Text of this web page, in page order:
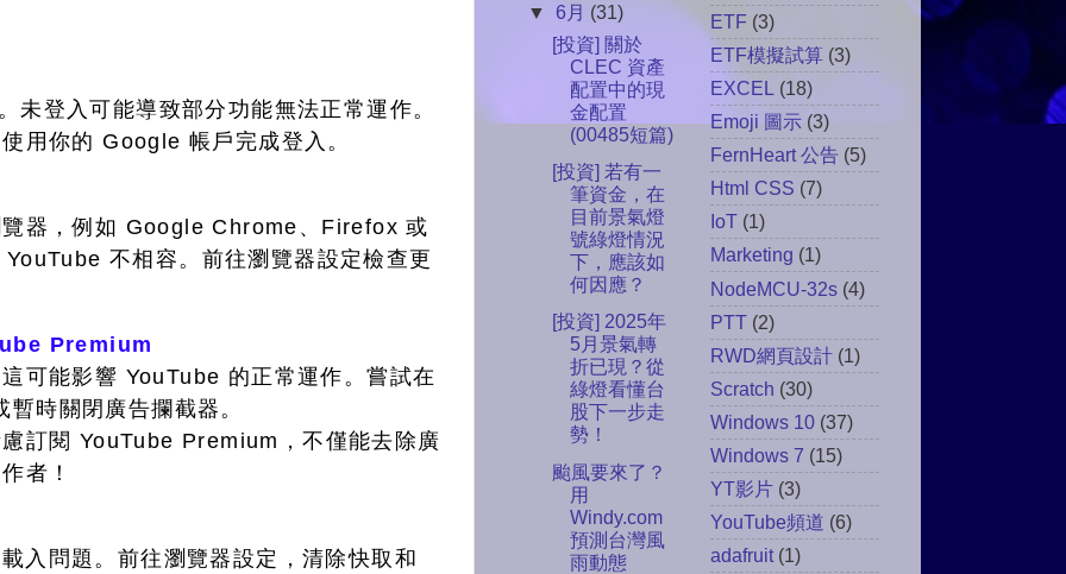
未登入可能導致部分功能無法正常運作。
用你的 Google 帳戶完成登入。
器，例如 Google Chrome、Firefox 或
不相容。前往瀏覽器設定檢查更
Premium
可能影響 YouTube 的正常運作。嘗試在
時關閉廣告攔截器。
訂閱 YouTube Premium，不僅能去除廣
者！
入問題。前往瀏覽器設定，清除快取和
▼6月 (31)
[投資] 關於
CLEC 資產
配置中的現
金配置
(00485短篇)
[投資] 若有一
筆資金，在
目前景氣燈
號綠燈情況
下，應該如
何因應？
[投資] 2025年
5月景氣轉
折已現？從
綠燈看懂台
股下一步走
勢！
颱風要來了？
用
Windy.com
預測台灣風
雨動態
ETF (3)
ETF模擬試算 (3)
EXCEL (18)
Emoji 圖示 (3)
FernHeart 公告 (5)
Html CSS (7)
IoT (1)
Marketing (1)
NodeMCU-32s (4)
PTT (2)
RWD網頁設計 (1)
Scratch (30)
Windows 10 (37)
Windows 7 (15)
YT影片 (3)
YouTube頻道 (6)
adafruit (1)